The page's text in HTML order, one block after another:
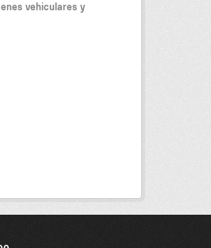
vehiculares y